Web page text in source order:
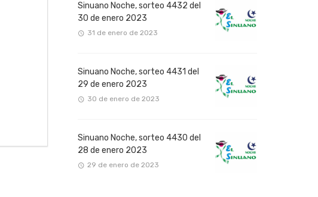
Sinuano Noche, sorteo 4432 del
30 de enero 2023
31 de enero de 2023
Sinuano Noche, sorteo 4431 del
29 de enero 2023
30 de enero de 2023
Sinuano Noche, sorteo 4430 del
28 de enero 2023
29 de enero de 2023